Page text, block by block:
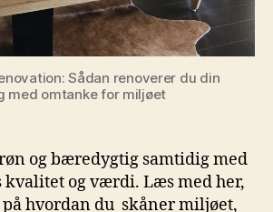
Sådan renoverer du din
med omtanke for miljøet
og bæredygtig samtidig med
kvalitet og værdi. Læs med her,
hvordan du skåner miljøet,